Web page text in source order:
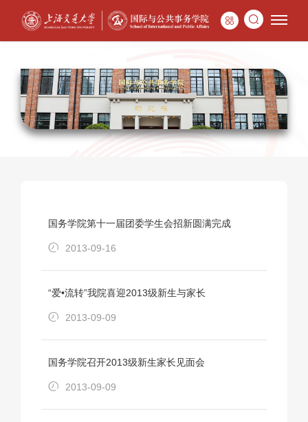
国务学院第十一届团委学生会招新圆满完成
2013-09-16
“爱•流转”我院喜迎2013级新生与家长
2013-09-09
国务学院召开2013级新生家长见面会
2013-09-09